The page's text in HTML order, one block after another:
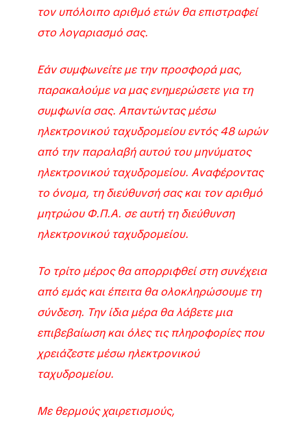
τον υπόλοιπο αριθμό ετών θα επιστραφεί
στο λογαριασμό σας.
Εάν συμφωνείτε με την προσφορά μας,
παρακαλούμε να μας ενημερώσετε για τη
συμφωνία σας. Απαντώντας μέσω
ηλεκτρονικού ταχυδρομείου εντός 48 ωρών
από την παραλαβή αυτού του μηνύματος
ηλεκτρονικού ταχυδρομείου. Αναφέροντας
το όνομα, τη διεύθυνσή σας και τον αριθμό
μητρώου Φ.Π.Α. σε αυτή τη διεύθυνση
ηλεκτρονικού ταχυδρομείου.
Το τρίτο μέρος θα απορριφθεί στη συνέχεια
από εμάς και έπειτα θα ολοκληρώσουμε τη
σύνδεση. Την ίδια μέρα θα λάβετε μια
επιβεβαίωση και όλες τις πληροφορίες που
χρειάζεστε μέσω ηλεκτρονικού
ταχυδρομείου.
Με θερμούς χαιρετισμούς,